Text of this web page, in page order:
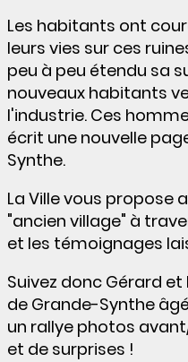
Les habitants ont
leurs vies sur ces
peu à peu étendu sa
nouveaux habitants
l'industrie. Ces
écrit une nouvelle
Synthe.
La Ville vous propose
"ancien village" à
et les témoignages
Suivez donc Gérard
de Grande-Synthe
un rallye photos
et de surprises !